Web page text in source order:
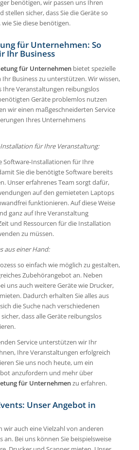
benötigen, wir passen uns Ihren
sicher, dass Sie die Geräte so
Sie diese benötigen.
für Unternehmen: So
Ihr Business
für Unternehmenbietet spezielle
Business zu unterstützen. Wir wissen,
Ihre Veranstaltungen reibungslos
Geräte problemlos nutzen
wir einen maßgeschneiderten Service
Ihres Unternehmens
für Ihre Veranstaltung:
Software-Installationen für Ihre
Sie die benötigte Software bereits
Unser erfahrenes Team sorgt dafür,
auf den gemieteten Laptops
funktionieren. Auf diese Weise
ganz auf Ihre Veranstaltung
und Ressourcen für die Installation
zu müssen.
aus einer Hand:
so einfach wie möglich zu gestalten,
Zubehörangebot an. Neben
uns auch weitere Geräte wie Drucker,
Dadurch erhalten Sie alles aus
die Suche nach verschiedenen
dass alle Geräte reibungslos
Service unterstützen wir Ihr
Ihre Veranstaltungen erfolgreich
Sie uns noch heute, um ein
anzufordern und mehr über
für Unternehmenzu erfahren.
Unser Angebot in
wir auch eine Vielzahl von anderen
an. Bei uns können Sie beispielsweise